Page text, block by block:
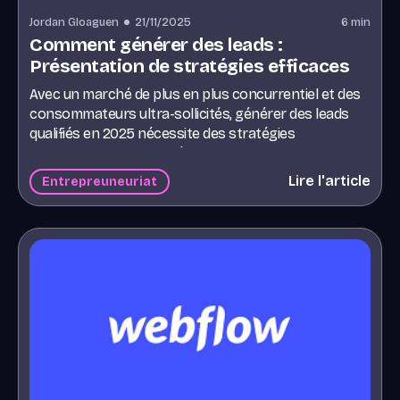
Jordan Gloaguen 21/11/2025 6 min
Comment générer des leads :
Présentation de stratégies efficaces
Avec un marché de plus en plus concurrentiel et des
consommateurs ultra-sollicités, générer des leads
qualifiés en 2025 nécessite des stratégies
performantes et adaptées aux nouvelles tendances
digitales.Que vous soyez une start-up en pleine
croissance ou une entreprise établie, voici trois
méthodes incontournables pour capter l’attention de
vos prospects et maximiser votre taux de
conversion.
Entrepreuneuriat Lire l'article